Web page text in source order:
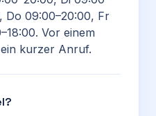
Do 09:00–20:00, Fr
Vor einem
kurzer Anruf.